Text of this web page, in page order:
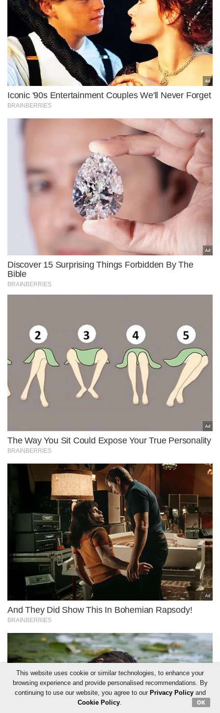
This website uses cookie or similar technologies, to enhance your
browsing experience and provide personalised recommendations. By
continuing to use our website, you agree to our Privacy Policyand
Cookie Policy. OK